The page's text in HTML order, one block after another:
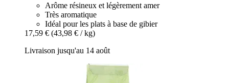
Arôme résineux et légèrement amer
Très aromatique
Idéal pour les plats à base de gibier
17,59 € (43,98 € / kg)
Livraison jusqu'au 14 août